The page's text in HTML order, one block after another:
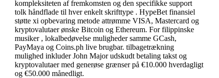
kompleksiteten af fremkomsten og den specifikke support
tolk håndflade til hver enkelt skrifttype . HypeBet finansiel
støtte xi opbevaring metode attrømme VISA, Mastercard og
kryptovalutaer ønske Bitcoin og Ethereum. For filippinske
musiker , lokalbedøvelse muligheder samme GCash,
PayMaya og Coins.ph live brugbar. tilbagetrækning
mulighed inkluder John Major udskudt betaling takst og
kryptovalutaer med generøse grænser på €10.000 hverdagligt
og €50.000 månedligt.